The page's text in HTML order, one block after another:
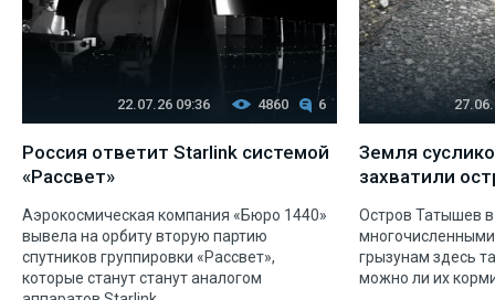
22.07.26 09:36 4860 6
Россия ответит Starlink системой
«Рассвет»
Аэрокосмическая компания «Бюро 1440»
вывела на орбиту вторую партию
спутников группировки «Рассвет»,
которые станут станут аналогом
Земля
захватили
Остров Татышев
грызунам здесь
можно ли их